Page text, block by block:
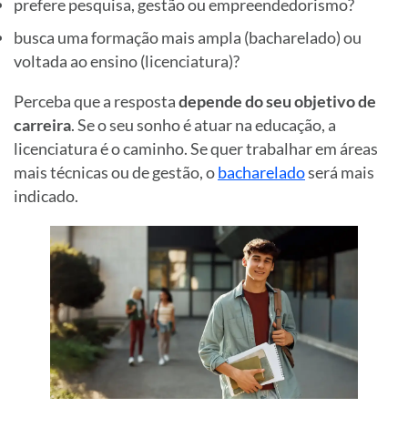
prefere pesquisa, gestão ou empreendedorismo?
busca uma formação mais ampla (bacharelado) ou
voltada ao ensino (licenciatura)?
Perceba que a respostadepende do seu objetivo de
carreira. Se o seu sonho é atuar na educação, a
licenciatura é o caminho. Se quer trabalhar em áreas
mais técnicas ou de gestão, obachareladoserá mais
indicado.